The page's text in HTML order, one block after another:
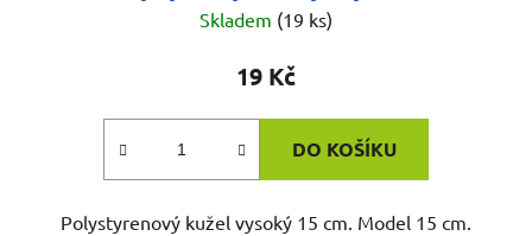
Skladem (19 ks)
19 Kč
DO KOŠÍKU
Polystyrenový kužel vysoký 15 cm. Model 15 cm.